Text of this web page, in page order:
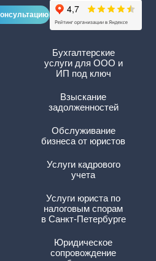
Бухгалтерские
услуги для ООО и
ИП под ключ
Взыскание
задолженностей
Обслуживание
бизнеса от юристов
Услуги кадрового
учета
Услуги юриста по
налоговым спорам
в Санкт-Петербурге
Юридическое
сопровождение